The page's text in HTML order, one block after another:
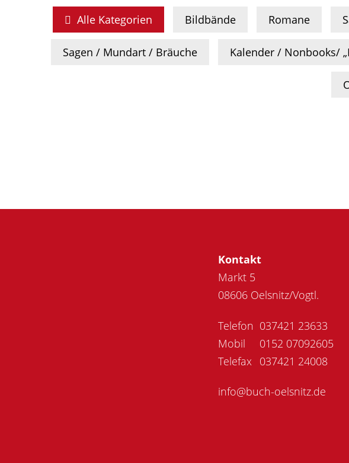
Alle Kategorien Bildbände Romane
Sagen / Mundart / Bräuche Kalender / Nonbooks/
Kontakt
Markt 5
08606 Oelsnitz/Vogtl.
Telefon 037421 23633
Mobil
0152 07092605
Telefax
037421 24008
info@buch-oelsnitz.de